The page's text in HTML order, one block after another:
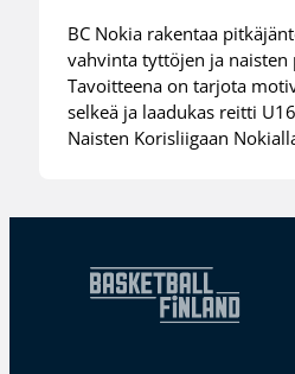
BC Nokia rakentaa
vahvinta tyttöjen ja naisten
Tavoitteena on tarjota
selkeä ja laadukas reitti
Naisten Korisliigaan